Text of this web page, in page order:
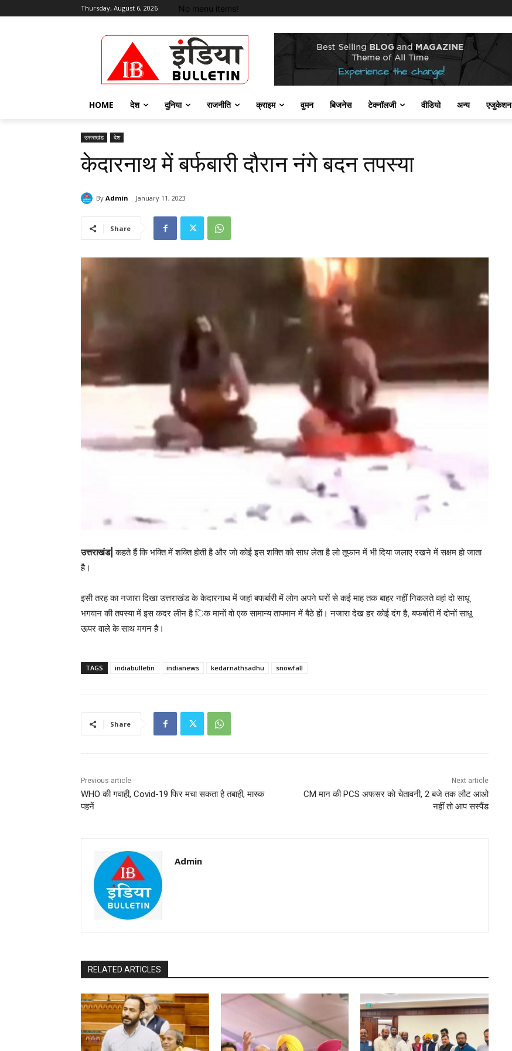
Thursday, August 6, 2026 No menu items!
HOME देश दुनिया राजनीति क्राइम वुमन बिजनेस टेक्नॉलजी वीडियो अन्य एजुकेशन
उत्तराखंड देश
केदारनाथ में बर्फबारी दौरान नंगे बदन तपस्या
By Admin January 11, 2023
Share
उत्तराखंड|कहते हैं कि भक्ति में शक्ति हाेती है और जाे काेई इस शक्ति काे साध लेता है लाे तूफान में भी दिया जलाए रखने में सक्षम हाे जाता
है।
इसी तरह का नजारा दिखा उत्तराखंड के केदारनाथ में जहां बफर्बारी में लाेग अपने घराें से कई माह तक बाहर नहीं निकलते वहां दाे साधू
भगवान की तपस्या में इस कदर लीन है िक मानाें वाे एक सामान्य तापमान में बैठे हाें। नजारा देख हर काेई दंग है, बफर्बारी में दाेनाें साधू
ऊपर वाले के साथ मगन है।
TAGS indiabulletin indianews kedarnathsadhu snowfall
Share
Previous article
WHO की गवाही, Covid-19 फिर मचा सकता है तबाही, मास्क
पहनें
Next article
CM मान की PCS अफसर काे चेतावनी, 2 बजे तक लौट आओ
नहीं तो आप सस्पैंड
Admin
RELATED ARTICLES